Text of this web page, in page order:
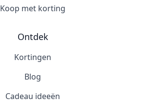
Koop met korting
Ontdek
Kortingen
Blog
Cadeau ideeën